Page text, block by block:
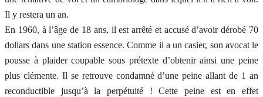
Il y restera un an.
En 1960, à l’âge de 18 ans, il est arrêté et accusé d’avoir dérobé 70
dollars dans une station essence. Comme il a un casier, son avocat le
pousse à plaider coupable sous prétexte d’obtenir ainsi une peine
plus clémente. Il se retrouve condamné d’une peine allant de 1 an
reconductible jusqu’à la perpétuité ! Cette peine est en effet